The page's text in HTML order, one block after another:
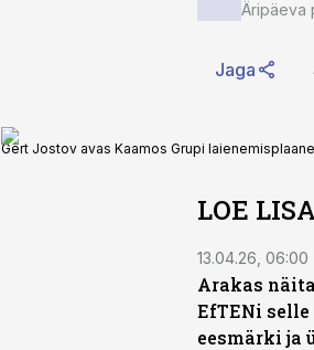
Äripäeva
Jaga
Gert Jostov avas Kaamos Grupi
LOE
13.04.26, 06:00
Arakas
EfTENi selle
eesmärki ja